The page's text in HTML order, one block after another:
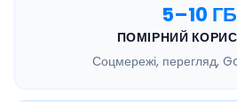
5–10 ГБ
ПОМІРНИЙ
Соцмережі, перегляд,